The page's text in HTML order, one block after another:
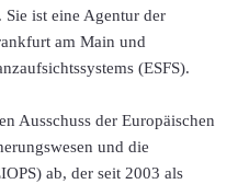
ist eine Agentur der
am Main und
(ESFS).
Ausschuss der Europäischen
und die
ab, der seit 2003 als